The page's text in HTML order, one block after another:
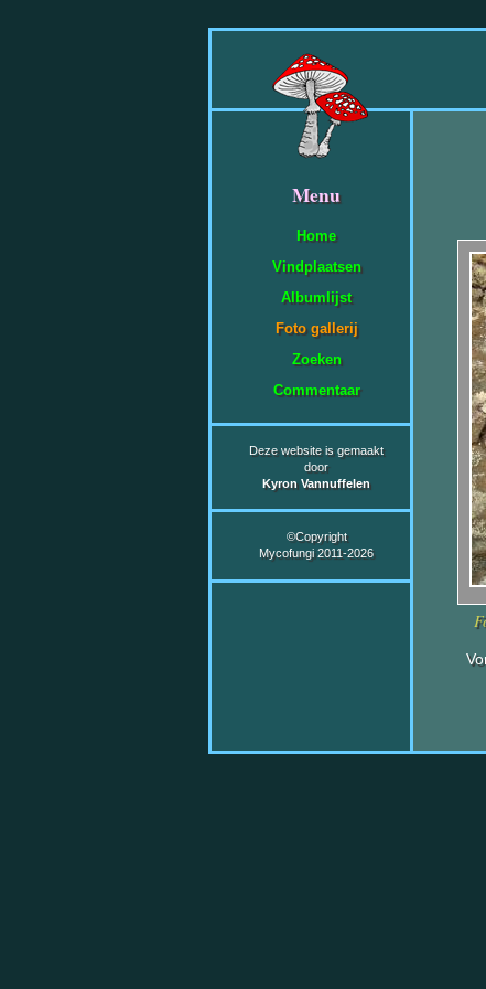
Menu
Home
Vindplaatsen
Albumlijst
Foto gallerij
Zoeken
Commentaar
Deze website is gemaakt
door
Kyron Vannuffelen
©Copyright
Mycofungi 2011-2026